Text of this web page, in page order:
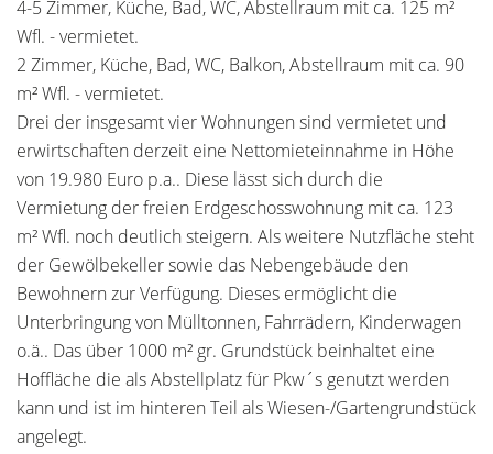
4-5 Zimmer, Küche, Bad, WC, Abstellraum mit ca. 125 m²
Wfl. - vermietet.
2 Zimmer, Küche, Bad, WC, Balkon, Abstellraum mit ca. 90
m² Wfl. - vermietet.
Drei der insgesamt vier Wohnungen sind vermietet und
erwirtschaften derzeit eine Nettomieteinnahme in Höhe
von 19.980 Euro p.a.. Diese lässt sich durch die
Vermietung der freien Erdgeschosswohnung mit ca. 123
m² Wfl. noch deutlich steigern. Als weitere Nutzfläche steht
der Gewölbekeller sowie das Nebengebäude den
Bewohnern zur Verfügung. Dieses ermöglicht die
Unterbringung von Mülltonnen, Fahrrädern, Kinderwagen
o.ä.. Das über 1000 m² gr. Grundstück beinhaltet eine
Hoffläche die als Abstellplatz für Pkw´s genutzt werden
kann und ist im hinteren Teil als Wiesen-/Gartengrundstück
angelegt.